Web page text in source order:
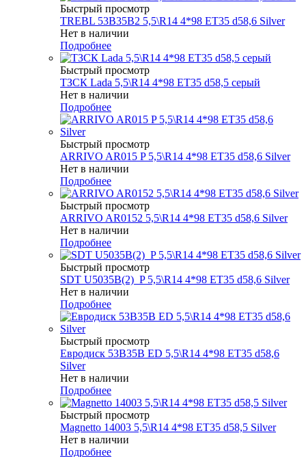
Быстрый просмотр
TREBL 53B35B2 5,5\R14 4*98 ET35 d58,6 Silver
Нет в наличии
Подробнее
Быстрый просмотр
ТЗСК Lada 5,5\R14 4*98 ET35 d58,5 серый
Нет в наличии
Подробнее
Быстрый просмотр
ARRIVO AR015 P 5,5\R14 4*98 ET35 d58,6 Silver
Нет в наличии
Подробнее
Быстрый просмотр
ARRIVO AR0152 5,5\R14 4*98 ET35 d58,6 Silver
Нет в наличии
Подробнее
Быстрый просмотр
SDT U5035B(2)_P 5,5\R14 4*98 ET35 d58,6 Silver
Нет в наличии
Подробнее
Быстрый просмотр
Евродиск 53B35B ED 5,5\R14 4*98 ET35 d58,6
Silver
Нет в наличии
Подробнее
Быстрый просмотр
Magnetto 14003 5,5\R14 4*98 ET35 d58,5 Silver
Нет в наличии
Подробнее